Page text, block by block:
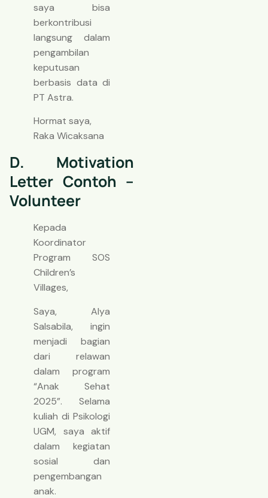
saya bisa
berkontribusi
langsung dalam
pengambilan
keputusan
berbasis data di
PT Astra.
Hormat saya,
Raka Wicaksana
D. Motivation
Letter Contoh –
Volunteer
Kepada
Koordinator
Program SOS
Children’s
Villages,
Saya, Alya
Salsabila, ingin
menjadi bagian
dari relawan
dalam program
“Anak Sehat
2025”. Selama
kuliah di Psikologi
UGM, saya aktif
dalam kegiatan
sosial dan
pengembangan
anak.